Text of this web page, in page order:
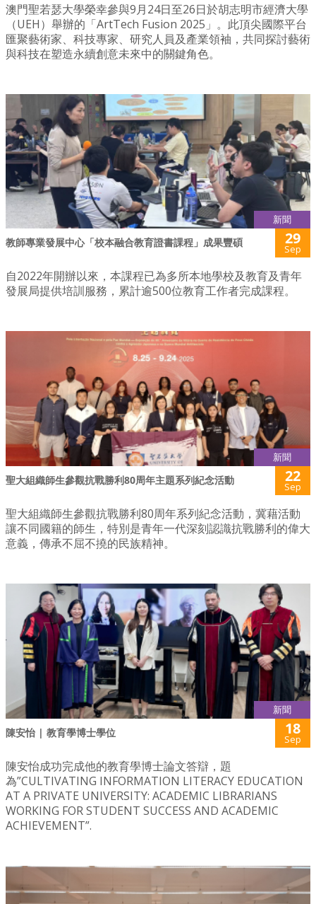
澳門聖若瑟大學榮幸參與9月24日至26日於胡志明市經濟大學
（UEH）舉辦的「ArtTech Fusion 2025」。此頂尖國際平台
匯聚藝術家、科技專家、研究人員及產業領袖，共同探討藝術
與科技在塑造永續創意未來中的關鍵角色。
新聞
教師專業發展中心「校本融合教育證書課程」成果豐碩 29
Sep
自2022年開辦以來，本課程已為多所本地學校及教育及青年
發展局提供培訓服務，累計逾500位教育工作者完成課程。
新聞
聖大組織師生參觀抗戰勝利80周年主題系列紀念活動 22
Sep
聖大組織師生參觀抗戰勝利80周年系列紀念活動，冀藉活動
讓不同國籍的師生，特別是青年一代深刻認識抗戰勝利的偉大
意義，傳承不屈不撓的民族精神。
新聞
陳安怡 | 教育學博士學位 18
Sep
陳安怡成功完成他的教育學博士論文答辯，題
為”CULTIVATING INFORMATION LITERACY EDUCATION
AT A PRIVATE UNIVERSITY: ACADEMIC LIBRARIANS
WORKING FOR STUDENT SUCCESS AND ACADEMIC
ACHIEVEMENT”.